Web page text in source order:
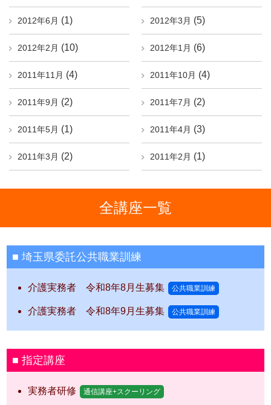
2012年6月 (1) 2012年3月 (5)
2012年2月 (10) 2012年1月 (6)
2011年11月 (4) 2011年10月 (4)
2011年9月 (2) 2011年7月 (2)
2011年5月 (1) 2011年4月 (3)
2011年3月 (2) 2011年2月 (1)
全講座一覧
埼玉県委託公共職業訓練
介護実務者 令和8年8月生募集 公共職業訓練
介護実務者 令和8年9月生募集 公共職業訓練
指定講座
実務者研修 通信講座+スクーリング